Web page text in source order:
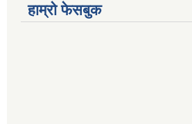
हाम्रो फेसबुक